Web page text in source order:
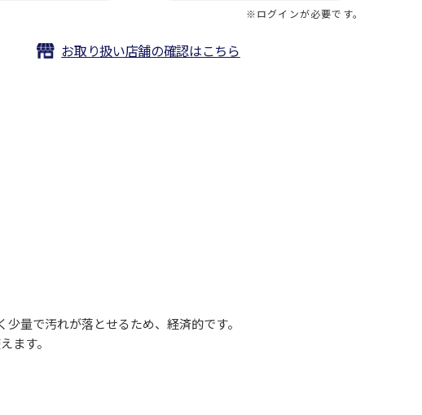
※ログインが必要です。
お取り扱い店舗の確認はこちら
量で汚れが落とせるため、経済的です。
ます。